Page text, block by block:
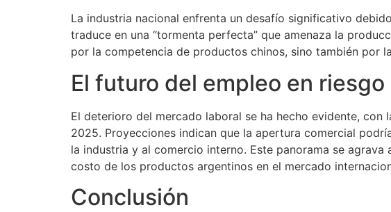
La industria nacional enfrenta un desafío significativo
traduce en una “tormenta perfecta” que amenaza la
por la competencia de productos chinos, sino también por
El futuro del empleo en riesgo
El deterioro del mercado laboral se ha hecho evidente,
2025. Proyecciones indican que la apertura comercial
la industria y al comercio interno. Este panorama se
costo de los productos argentinos en el mercado
Conclusión